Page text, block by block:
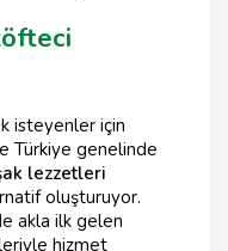
isteyenler için
Türkiye genelinde
lezzetleri
oluşturuyor.
akla ilk gelen
hizmet